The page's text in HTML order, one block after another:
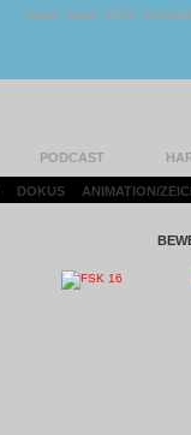
Unser Team | FAQ |
PODCAST
DOKUS ANIMATION/